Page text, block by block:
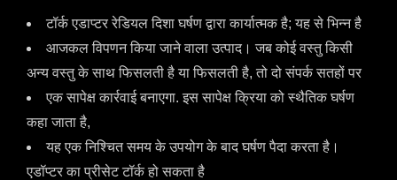
टॉर्क एडाप्टर रेडियल दिशा घर्षण द्वारा कार्यात्मक है; यह से भिन्न है
आजकल विपणन किया जाने वाला उत्पाद। जब कोई वस्तु किसी
अन्य वस्तु के साथ फिसलती है या फिसलती है, तो दो संपर्क सतहों पर
एक सापेक्ष कार्रवाई बनाएगा. इस सापेक्ष क्रिया को स्थैतिक घर्षण
कहा जाता है,
यह एक निश्चित समय के उपयोग के बाद घर्षण पैदा करता है।
एडॉप्टर का प्रीसेट टॉर्क हो सकता है